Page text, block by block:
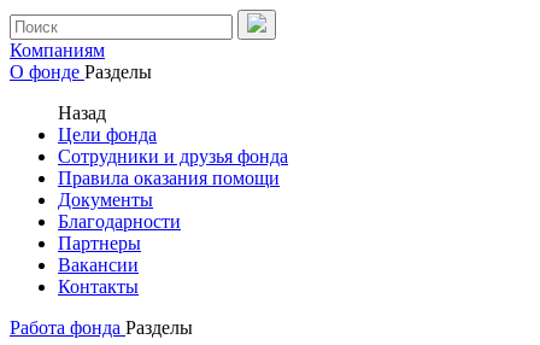
Компаниям
О фонде Разделы
Назад
Цели фонда
Сотрудники и друзья фонда
Правила оказания помощи
Документы
Благодарности
Партнеры
Вакансии
Контакты
Работа фонда Разделы